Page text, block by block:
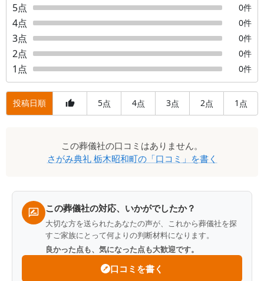
5点 0件
4点 0件
3点 0件
2点 0件
1 点 0件
投稿日順 5点 4点 3点 2点 1 点
この葬儀社の口コミはありません。
さがみ典礼 栃木昭和町の「口コミ」を書く
この葬儀社の対応、いかがでしたか？
大切な方を送られたあなたの声が、これから葬儀社を探
すご家族にとって何よりの判断材料になります。
良かった点も、気になった点も大歓迎です。
口コミを書く